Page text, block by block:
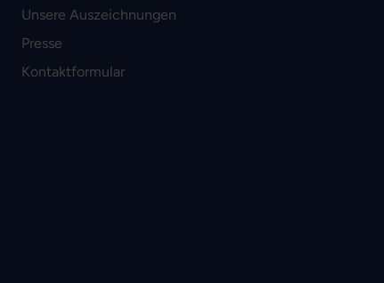
Unsere Auszeichnungen
Presse
Kontaktformular